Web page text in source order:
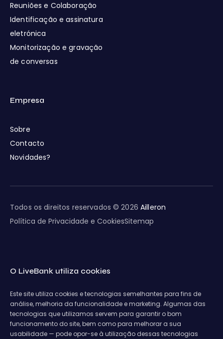
Reuniões e Colaboração
Identificação e assinatura
eletrónica
Monitorização e gravação
de conversas
Empresa
Sobre
Contacto
Novidades?
Todos os direitos reservados © 2026Ailleron
Política de Privacidade e CookiesSitemap
O LiveBank utiliza cookies
Este site utiliza cookies e tecnologias semelhantes para fins de
análise, melhoria da funcionalidade e marketing. Algumas das
tecnologias que utilizamos servem para garantir o bom
funcionamento do site, bem como para melhorar a sua
usabilidade — pode opor-se à utilização dessas tecnologias